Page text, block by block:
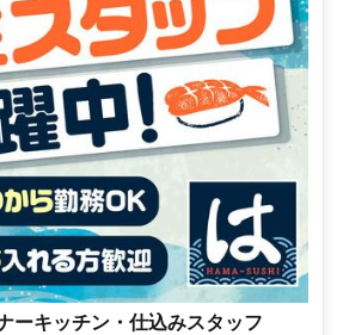
ーキッチン・仕込みスタッフ